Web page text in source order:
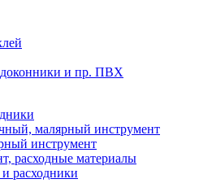
и пр. ПВХ
малярный инструмент
инструмент
расходные материалы
расходники